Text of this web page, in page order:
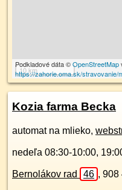
10 km
Podkladové dáta ©OpenStreetMap
https://zahorie.oma.sk/stravovanie/
Kozia farma Becka
automat na mlieko,
nedeľa 08:30-10:00,
Bernolákov rad 46 , 908